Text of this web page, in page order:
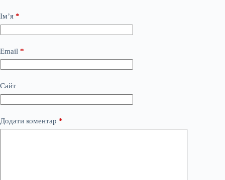
Ім’я *
Email *
Сайт
Додати коментар *